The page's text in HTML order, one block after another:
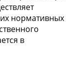
нормативных
в